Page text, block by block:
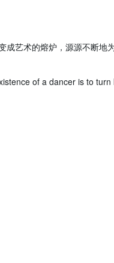
成艺术的熔炉，源源不断地
of a dancer is to turn